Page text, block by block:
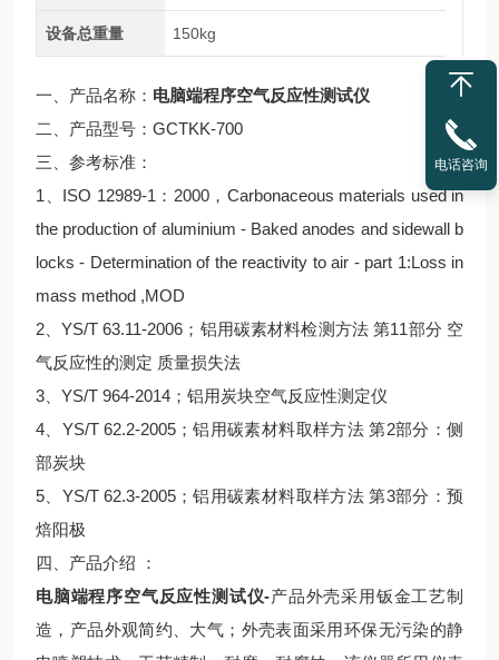
设备总重量 150kg
一、产品名称： 电脑端程序空气反应性测试仪
二、产品型号：GCTKK-700
三、参考标准：
1、ISO 12989-1：2000，Carbonaceous materials used in
the production of aluminium - Baked anodes and sidewall b
locks - Determination of the reactivity to air - part 1:Loss in
mass method ,MOD
2、YS/T 63.11-2006；铝用碳素材料检测方法 第11部分 空
气反应性的测定 质量损失法
3、YS/T 964-2014；铝用炭块空气反应性测定仪
4、YS/T 62.2-2005；铝用碳素材料取样方法 第2部分：侧
部炭块
5、YS/T 62.3-2005；铝用碳素材料取样方法 第3部分：预
焙阳极
四、产品介绍 ：
电脑端程序空气反应性测试仪-产品外壳采用钣金工艺制
造，产品外观简约、大气；外壳表面采用环保无污染的静
电话咨询